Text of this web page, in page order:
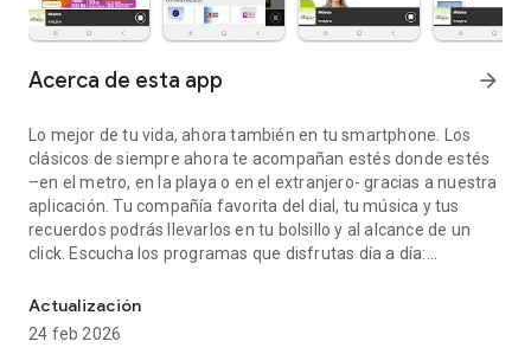
Acerca de esta app arrow_forward
Lo mejor de tu vida, ahora también en tu smartphone. Los
clásicos de siempre ahora te acompañan estés donde estés
–en el metro, en la playa o en el extranjero- gracias a nuestra
aplicación. Tu compañía favorita del dial, tu música y tus
recuerdos podrás llevarlos en tu bolsillo y al alcance de un
click. Escucha los programas que disfrutas día a día:
otros; tus pedidos musicales y los datos de salud, belleza,
bienestar y panoramas que ya son parte de tu vida.
Actualización
24 feb 2026